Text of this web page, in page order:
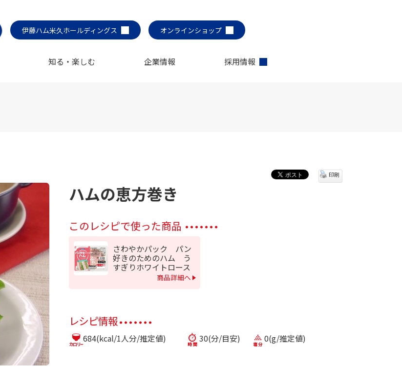
伊藤ハム米久ホールディングス
オンラインショップ
知る・楽しむ 企業情報 採用情報
ハムの恵方巻き
印刷
このレシピで使った商品
さわやかパック パン
好きのためのハム う
すぎりホワイトロース
商品詳細へ
レシピ情報
684(kcal/1人分/推定値) 30(分/目安) 0(g/推定値)